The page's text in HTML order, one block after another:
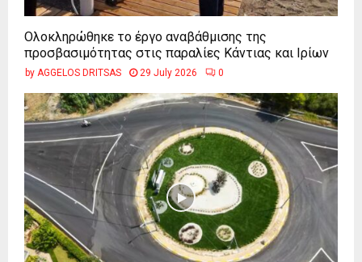
Ολοκληρώθηκε το έργο αναβάθμισης της
προσβασιμότητας στις παραλίες Κάντιας και Ιρίων
by AGGELOS DRITSAS 29 July 2026 0